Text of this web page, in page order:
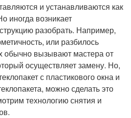
и устанавливаются как
иногда возникает
разобрать. Например,
или разбилось
обычно вызывают мастера от
осуществляет замену. Но,
с пластикового окна и
можно сделать это
технологию снятия и